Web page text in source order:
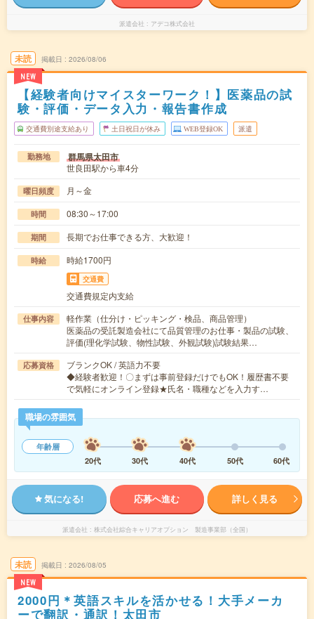
派遣会社 アデコ株式会社
未読
NEW
掲載日 2026/08/06
【経験者向けマイスターワーク！】医薬品の試
験・評価・データ入力・報告書作成
交通費別途支給あり 土日祝日が休み WEB登録OK 派遣
勤務地 群馬県太田市
世良田駅から車4分
曜日頻度 月～金
時間 08:30～17:00
期間 長期でお仕事できる方、大歓迎！
時給 時給1700円
交通費
交通費規定内支給
仕事内容
軽作業（仕分け・ピッキング・検品、商品管理）
医薬品の受託製造会社にて品質管理のお仕事・製品の試験、
評価(理化学試験、物性試験、外観試験)試験結果…
応募資格
ブランクOK / 英語力不要
◆経験者歓迎！〇まずは事前登録だけでもOK！履歴書不要
で気軽にオンライン登録★氏名・職種などを入力す…
職場の雰囲気
年齢層
20代
30代 40代 50代 60代
気になる! 応募へ進む 詳しく見る
派遣会社 株式会社綜合キャリアオプション 製造事業部（全国）
未読
NEW
掲載日 2026/08/05
2000円＊英語スキルを活かせる！大手メーカ
ーで翻訳・通訳！太田市